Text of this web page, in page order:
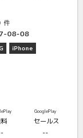
件
08-08
iPhone
GooglePlay
セールス
--